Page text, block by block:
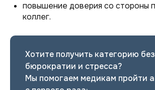
повышение доверия со стороны
коллег.
Хотите получить категорию без
бюрократии и стресса?
Мы помогаем медикам пройти